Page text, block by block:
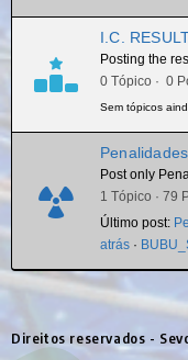
I.C.
Posting the
0 Tópico · 0
Sem tópicos
Post only
1 Tópico · 79
Último post:
atrás ·
Direitos reservados -